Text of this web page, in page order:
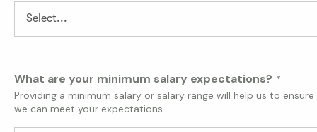
What are your minimum salary expectations?
Providing a minimum salary or salary range will help us to ensure
we can meet your expectations.